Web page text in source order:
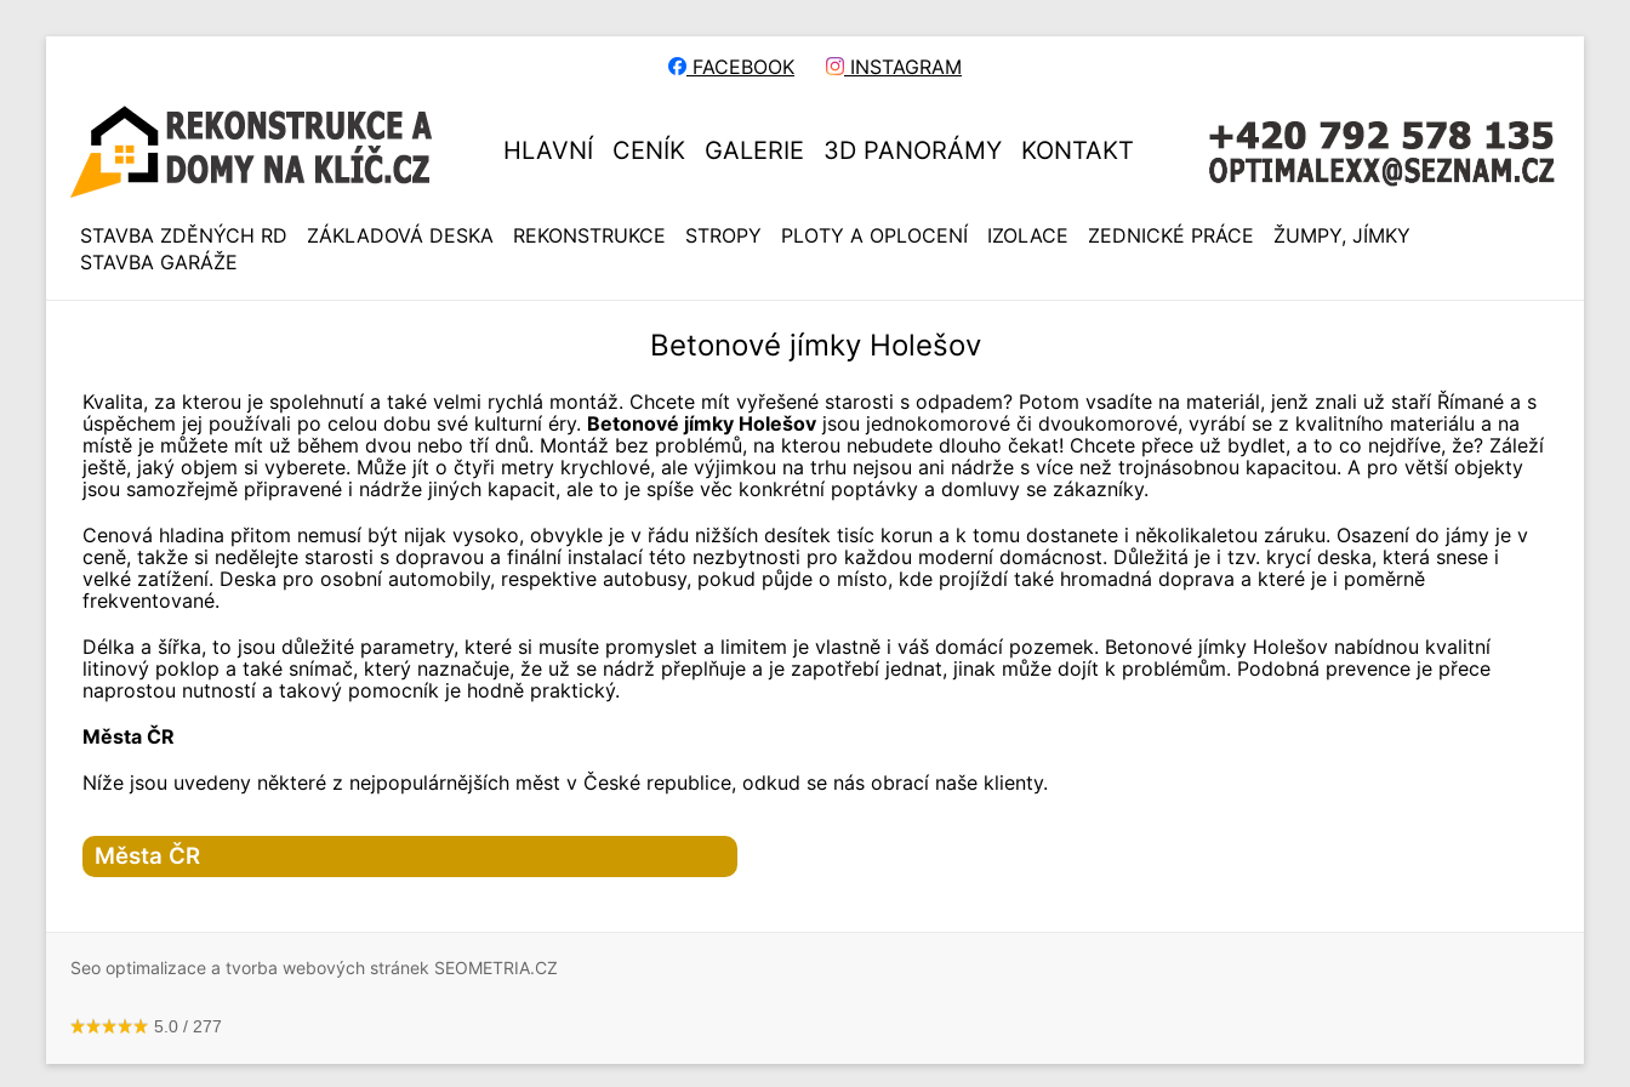
FACEBOOK INSTAGRAM
HLAVNÍ CENÍK GALERIE 3D PANORÁMY KONTAKT
STAVBA ZDĚNÝCH RD ZÁKLADOVÁ DESKA REKONSTRUKCE STROPY PLOTY A OPLOCENÍ IZOLACE ZEDNICKÉ PRÁCE
ŽUMPY, JÍMKY
STAVBA GARÁŽE
Betonové jímky Holešov
Kvalita, za kterou je spolehnutí a také velmi rychlá montáž. Chcete mít vyřešené starosti s odpadem? Potom vsadíte na materiál, jenž znali už staří Římané a s
úspěchem jej používali po celou dobu své kulturní éry. Betonové jímky Holešov jsou jednokomorové či dvoukomorové, vyrábí se z kvalitního materiálu a na
místě je můžete mít už během dvou nebo tří dnů. Montáž bez problémů, na kterou nebudete dlouho čekat! Chcete přece už bydlet, a to co nejdříve, že? Záleží
ještě, jaký objem si vyberete. Může jít o čtyři metry krychlové, ale výjimkou na trhu nejsou ani nádrže s více než trojnásobnou kapacitou. A pro větší objekty
jsou samozřejmě připravené i nádrže jiných kapacit, ale to je spíše věc konkrétní poptávky a domluvy se zákazníky.
Cenová hladina přitom nemusí být nijak vysoko, obvykle je v řádu nižších desítek tisíc korun a k tomu dostanete i několikaletou záruku. Osazení do jámy je v
ceně, takže si nedělejte starosti s dopravou a finální instalací této nezbytnosti pro každou moderní domácnost. Důležitá je i tzv. krycí deska, která snese i
velké zatížení. Deska pro osobní automobily, respektive autobusy, pokud půjde o místo, kde projíždí také hromadná doprava a které je i poměrně
frekventované.
Délka a šířka, to jsou důležité parametry, které si musíte promyslet a limitem je vlastně i váš domácí pozemek. Betonové jímky Holešov nabídnou kvalitní
litinový poklop a také snímač, který naznačuje, že už se nádrž přeplňuje a je zapotřebí jednat, jinak může dojít k problémům. Podobná prevence je přece
naprostou nutností a takový pomocník je hodně praktický.
Města ČR
Níže jsou uvedeny některé z nejpopulárnějších měst v České republice, odkud se nás obrací naše klienty.
Města ČR
Praha-1
Praha-4
Praha-6
Seo optimalizace a tvorba webových stránek SEOMETRIA.CZ
5.0 / 277